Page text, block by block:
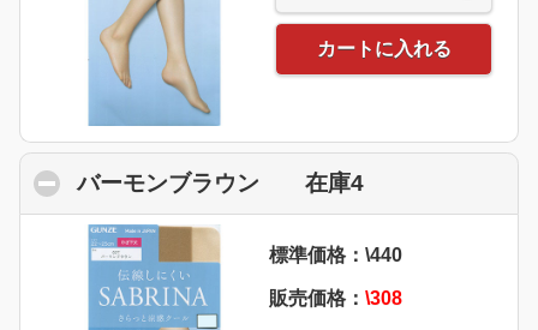
カートに入れる
バーモンブラウン 在庫4click to
標準価格：\440
販売価格： \308